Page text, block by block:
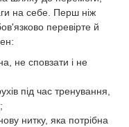
на себе. Перш ніж
перевірте й
не сповзати і не
під час тренування,
нитку, яка потрібна